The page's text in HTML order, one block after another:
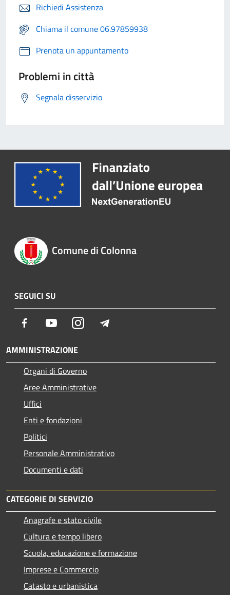
Richiedi Assistenza
Chiama il comune 06.97859938
Prenota un appuntamento
Problemi in città
Segnala disservizio
Comune di Colonna
SEGUICI SU
Facebook YoutubeInstagram
AMMINISTRAZIONE
Organi di Governo
Aree Amministrative
Uffici
Enti e fondazioni
Politici
Personale Amministrativo
Documenti e dati
CATEGORIE DI SERVIZIO
Anagrafe e stato civile
Cultura e tempo libero
Scuola, educazione e formazione
Imprese e Commercio
Catasto e urbanistica